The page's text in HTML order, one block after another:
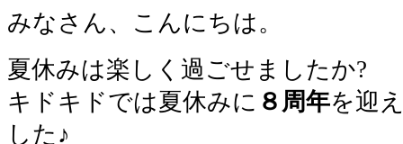
みなさん、こんにちは。
夏休みは楽しく過ごせましたか?
キドキドでは夏休みに ８周年を迎
した♪